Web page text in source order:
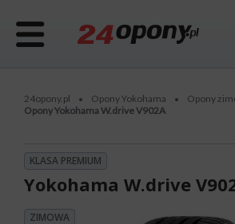
24opony.pl • Opony Yokohama • Opony
Opony Yokohama W.drive V902A
KLASA PREMIUM
Yokohama W.drive
ZIMOWA